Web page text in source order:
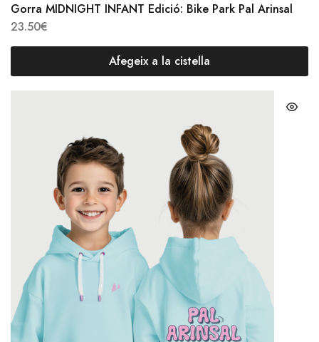
Gorra MIDNIGHT INFANT Edició: Bike Park Pal Arinsal
23.50€
Afegeix a la cistella